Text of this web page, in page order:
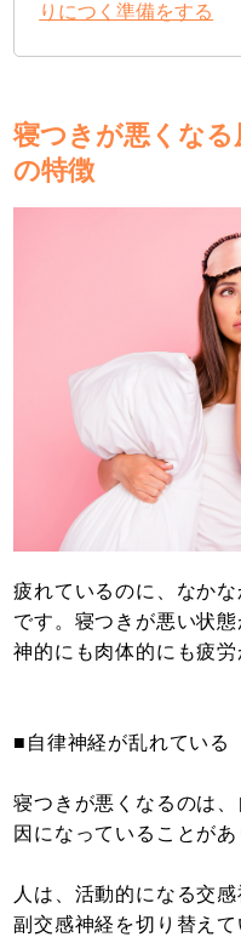
りにつく準備をする
寝つきが悪くな
の特徴
疲れているのに、なか
です。寝つきが悪い状
神的にも肉体的にも疲
■自律神経が乱れている
寝つきが悪くなるのは
因になっていることがあ
人は、活動的になる交
副交感神経を切り替え